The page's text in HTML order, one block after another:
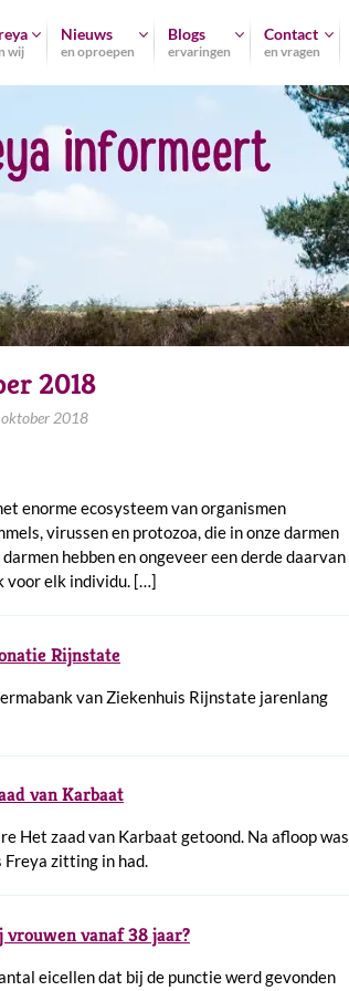
wij
Nieuws
en oproepen
Blogs
ervaringen
Contact
en vragen
2018
2018
enorme ecosysteem van organismen
virussen en protozoa, die in onze darmen
hebben en ongeveer een derde daarvan
voor elk individu. […]
Rijnstate
van Ziekenhuis Rijnstate jarenlang
van Karbaat
Het zaad van Karbaat getoond. Na afloop was
Freya zitting in had.
vanaf 38 jaar?
eicellen dat bij de punctie werd gevonden